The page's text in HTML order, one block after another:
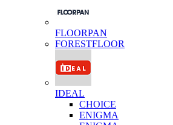
FLOORPAN
FORESTFLOOR
IDEAL
CHOICE
ENIGMA